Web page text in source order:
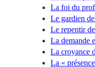
La foi du
Le gardien
Le repentir
La demande
La croyance
La «